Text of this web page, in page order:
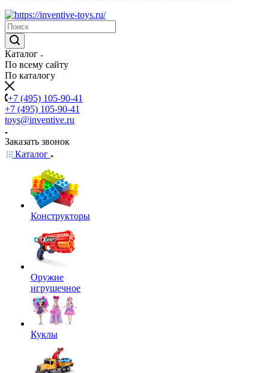
Каталог
По всему сайту
По каталогу
+7 (495) 105-90-41
+7 (495) 105-90-41
toys@inventive.ru
Заказать звонок
Каталог
Конструкторы
Оружие
игрушечное
Куклы